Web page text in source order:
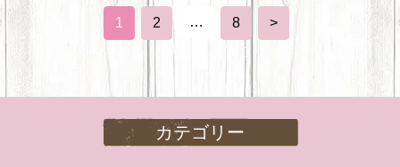
1 2 … 8 >
カテゴリー